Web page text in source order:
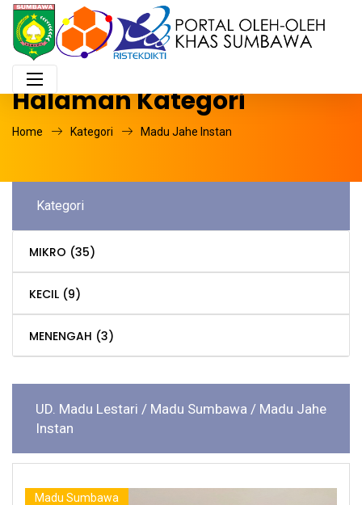
Halaman Kategori
Home Kategori Madu Jahe Instan
Kategori
MIKRO (35)
KECIL (9)
MENENGAH (3)
UD. Madu Lestari / Madu Sumbawa / Madu Jahe
Instan
Madu Sumbawa